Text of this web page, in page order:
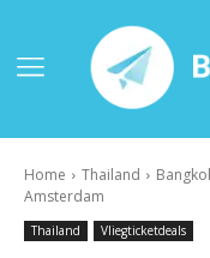
Home Thailand
Amsterdam
Thailand Vliegticketdeals